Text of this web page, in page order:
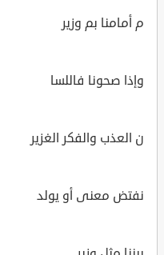
م أمامنا بم وزير
وإذا صحونا فاللسا
ن العذب والفكر الغزير
نفتض معنى أو يولد